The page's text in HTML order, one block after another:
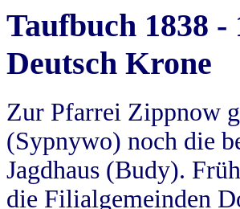
Taufbuch 1838
Deutsch Krone
Zur Pfarrei Zippnow
(Sypnywo) noch die
Jagdhaus (Budy).
die Filialgemeinden